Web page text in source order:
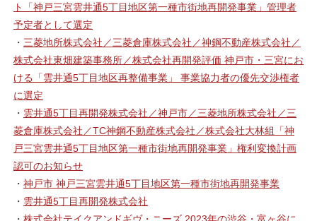
ト「神戸三宮雲井通5丁目地区第一種市街地再開発事業」管理者
予定者として選定
・ 三菱地所株式会社／三菱倉庫株式会社／神鋼不動産株式会社／
株式会社東畑建築事務所／株式会社再開発評価 神戸市・三宮にお
ける「雲井通5丁目地区再整備事業」 事業協力者の優先交渉権者
に選定
・ 雲井通5丁目再開発株式会社／神戸市／三菱地所株式会社／三
菱倉庫株式会社／TC神鋼不動産株式会社／株式会社大林組「神
戸三宮雲井通5丁目地区第一種市街地再開発事業」権利変換計画
認可のお知らせ
・ 神戸市 神戸三宮雲井通5丁目地区第一種市街地再開発事業
・ 雲井通5丁目再開発株式会社
・ 株式会社テイクアンドギヴ・ニーズ 2023年の渋谷・富ヶ谷に